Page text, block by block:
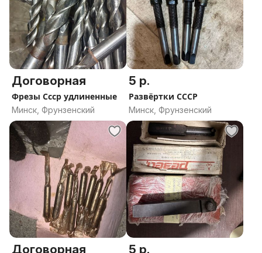
Договорная
Фрезы Ссср удлиненные
Минск, Фрунзенский
5 р.
Развёртки СССР
Минск, Фрунзенский
Договорная 5 р.